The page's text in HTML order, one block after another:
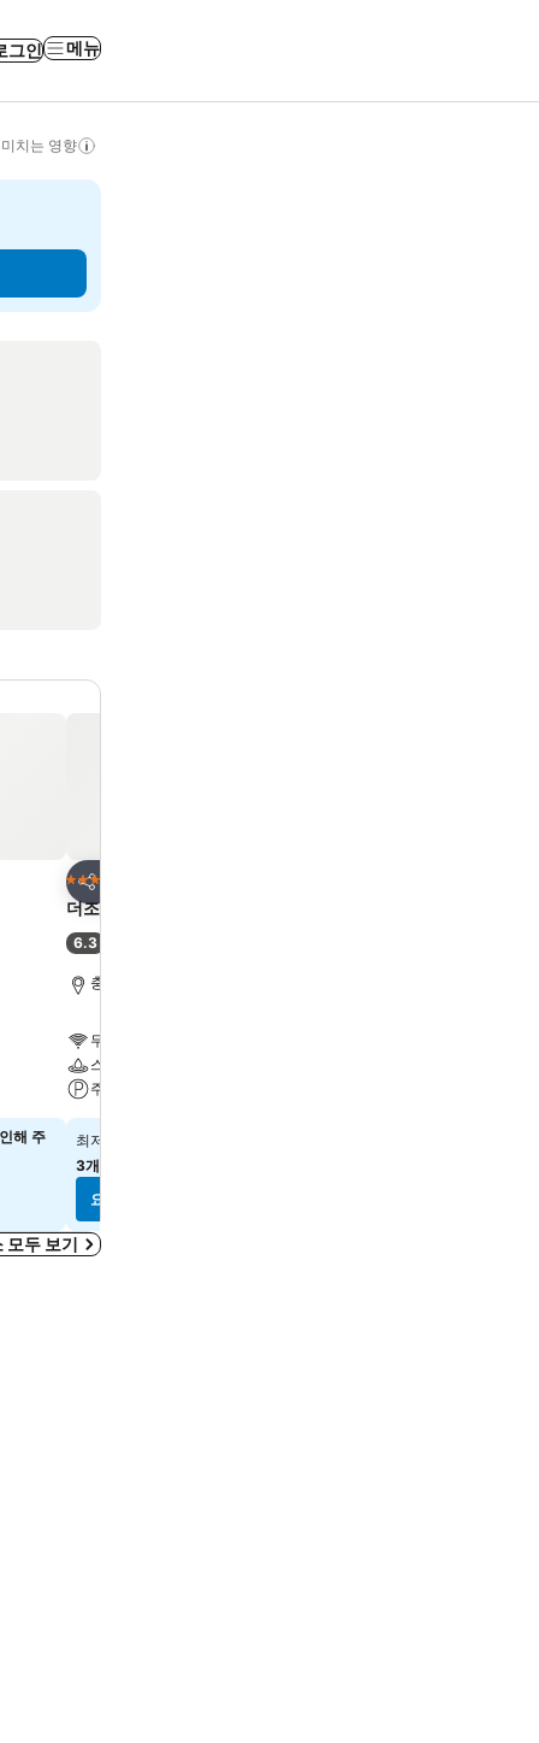
그인 메뉴
치는 영향
해 주
공유
3 성급
더조선호텔수안보
6.3
충주, 도심에서 14.6km
무료 WiFi
스파
주차장
최저가
3개
요금 보기
모두 보기